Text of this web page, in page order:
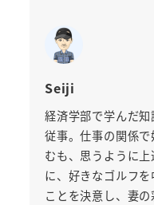
Seiji
経済学部で学んだ
従事。仕事の関係
むも、思うように
に、好きなゴルフ
ことを決意し、妻